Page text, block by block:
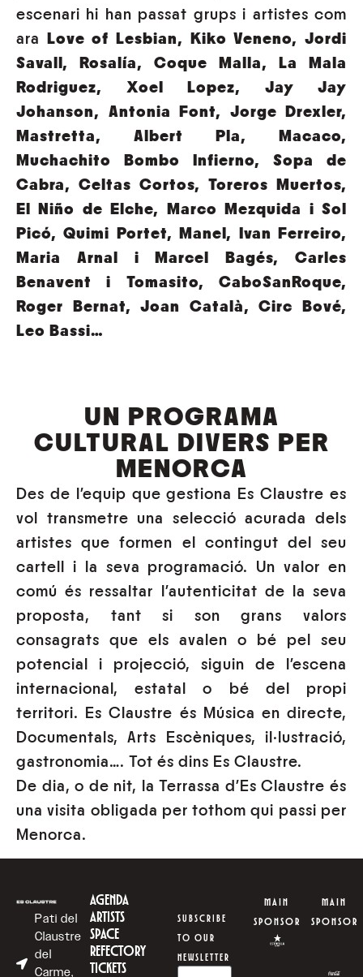
escenari hi han passat grups i artistes com
ara
Love of Lesbian, Kiko Veneno, Jordi
Savall, Rosalía, Coque Malla, La Mala
Rodriguez, Xoel Lopez, Jay Jay
Johanson, Antonia Font, Jorge Drexler,
Mastretta, Albert Pla, Macaco,
Muchachito Bombo Infierno, Sopa de
Cabra, Celtas Cortos, Toreros Muertos,
El Niño de Elche, Marco Mezquida i Sol
Picó, Quimi Portet, Manel, Ivan Ferreiro,
Maria Arnal i Marcel Bagés, Carles
Benavent i Tomasito, CaboSanRoque,
Roger Bernat, Joan Català, Circ Bové,
Leo Bassi…
UN PROGRAMA
CULTURAL DIVERS PER
MENORCA
Des de l’equip que gestiona Es Claustre es
vol transmetre una selecció acurada dels
artistes que formen el contingut del seu
cartell i la seva programació. Un valor en
comú és ressaltar l’autenticitat de la seva
proposta, tant si son grans valors
consagrats que els avalen o bé pel seu
potencial i projecció, siguin de l’escena
internacional, estatal o bé del propi
territori. Es Claustre és Música en directe,
Documentals, Arts Escèniques, il·lustració,
gastronomia…. Tot és dins Es Claustre.
De dia, o de nit, la Terrassa d’Es Claustre és
una visita obligada per tothom qui passi per
Menorca.
Pati del
Claustre
del
Carme,
AGENDA
ARTISTS
SPACE
REFECTORY
TICKETS
SUBSCRIBE
TO OUR
NEWSLETTER
MAIN
SPONSOR
MAIN
SPONSOR